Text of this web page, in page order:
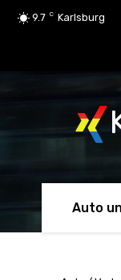
9.7 C Karlsburg
Auto